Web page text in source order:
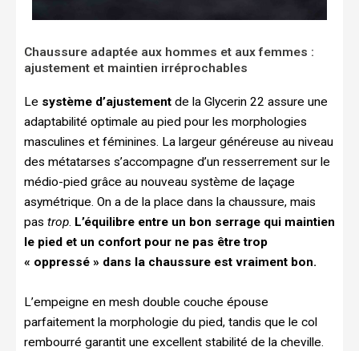
Chaussure adaptée aux hommes et aux femmes :
ajustement et maintien irréprochables
Le système d’ajustement de la Glycerin 22 assure une
adaptabilité optimale au pied pour les morphologies
masculines et féminines. La largeur généreuse au niveau
des métatarses s’accompagne d’un resserrement sur le
médio-pied grâce au nouveau système de laçage
asymétrique. On a de la place dans la chaussure, mais
pas trop. L’équilibre entre un bon serrage qui maintien
le pied et un confort pour ne pas être trop
« oppressé » dans la chaussure est vraiment bon.
L’empeigne en mesh double couche épouse
parfaitement la morphologie du pied, tandis que le col
rembourré garantit une excellent stabilité de la cheville.